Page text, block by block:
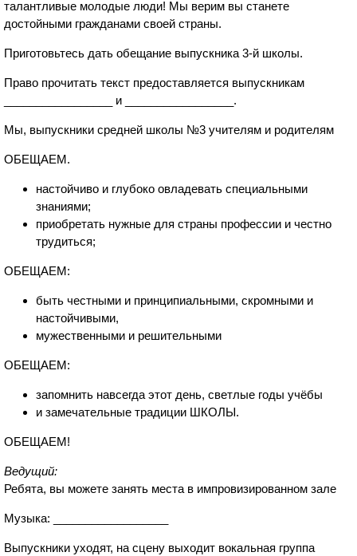
талантливые молодые люди! Мы верим вы станете
достойными гражданами своей страны.
Приготовьтесь дать обещание выпускника 3-й школы.
Право прочитать текст предоставляется выпускникам
_________________ и _________________.
Мы, выпускники средней школы №3 учителям и родителям
ОБЕЩАЕМ.
настойчиво и глубоко овладевать специальными
знаниями;
приобретать нужные для страны профессии и честно
трудиться;
ОБЕЩАЕМ:
быть честными и принципиальными, скромными и
настойчивыми,
мужественными и решительными
ОБЕЩАЕМ:
запомнить навсегда этот день, светлые годы учёбы
и замечательные традиции ШКОЛЫ.
ОБЕЩАЕМ!
Ведущий:
Ребята, вы можете занять места в импровизированном зале
Музыка: __________________
Выпускники уходят, на сцену выходит вокальная группа